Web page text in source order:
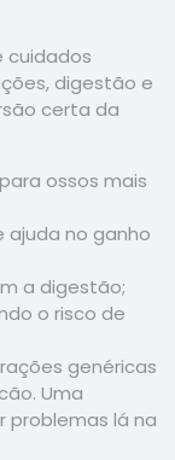
cuidados
digestão e
certa da
ossos mais
ajuda no ganho
a digestão;
o risco de
genéricas
Uma
problemas lá na